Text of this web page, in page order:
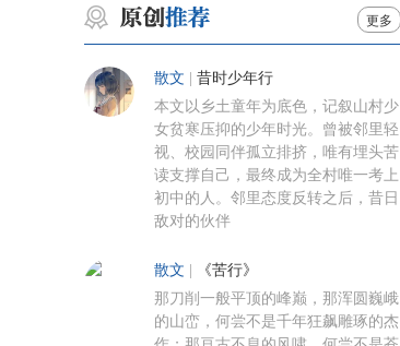
更多
散文 昔时少年行
本文以乡土童年为底色，记叙山村少
女贫寒压抑的少年时光。曾被邻里轻
视、校园同伴孤立排挤，唯有埋头苦
读支撑自己，最终成为全村唯一考上
初中的人。邻里态度反转之后，昔日
敌对的伙伴
散文 《苦行》
那刀削一般平顶的峰巅，那浑圆巍峨
的山峦，何尝不是千年狂飙雕琢的杰